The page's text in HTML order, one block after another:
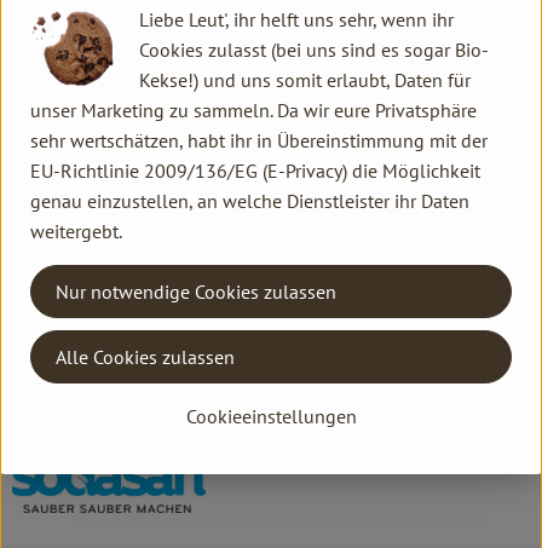
Produktinformationen
Produktdatenblatt
Herkunft
Hersteller: SOD
Deutschland
Liebe Leut', ihr helft uns sehr, wenn ihr
Cookies zulasst (bei uns sind es sogar Bio-
Kekse!) und uns somit erlaubt, Daten für
unser Marketing zu sammeln. Da wir eure Privatsphäre
sehr wertschätzen, habt ihr in Übereinstimmung mit der
EU-Richtlinie 2009/136/EG (E-Privacy) die Möglichkeit
genau einzustellen, an welche Dienstleister ihr Daten
weitergebt.
Cookieeinstellungen
Nur notwendige Cookies zulassen
Alle Cookies zulassen